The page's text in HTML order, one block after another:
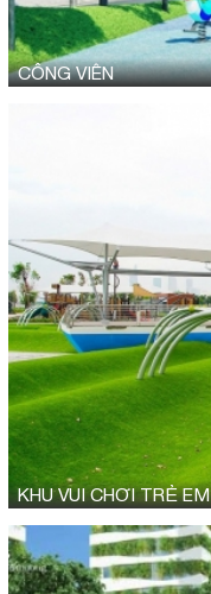
CÔNG VIÊN
KHU VUI CHƠI TRẺ EM